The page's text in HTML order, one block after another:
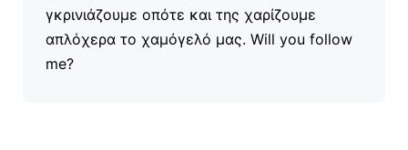
γκρινιάζουμε οπότε και της χαρίζουμε
απλόχερα το χαμόγελό μας. Will you follow
me?